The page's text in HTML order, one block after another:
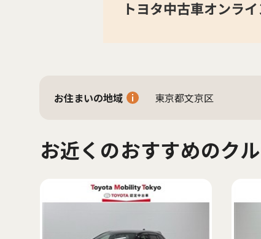
お住まいの地域 東京都文京区
お近くのおすすめのク